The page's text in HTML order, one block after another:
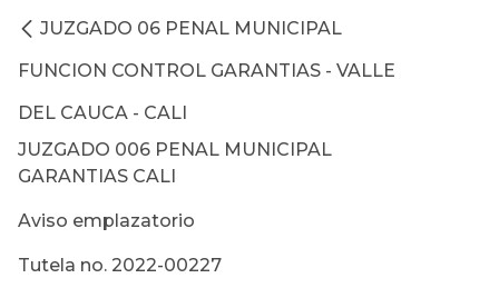
JUZGADO 06 PENAL MUNICIPAL
FUNCION CONTROL GARANTIAS - VALLE
DEL CAUCA - CALI
JUZGADO 006 PENAL MUNICIPAL
GARANTIAS CALI
Aviso emplazatorio
Tutela no. 2022-00227